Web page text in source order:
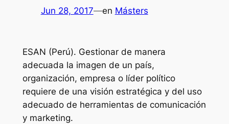
Jun 28, 2017—en Másters
ESAN (Perú). Gestionar de manera
adecuada la imagen de un país,
organización, empresa o líder político
requiere de una visión estratégica y del uso
adecuado de herramientas de comunicación
y marketing.